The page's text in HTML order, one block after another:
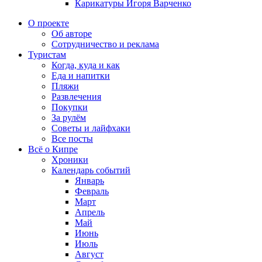
Карикатуры Игоря Варченко
О проекте
Об авторе
Сотрудничество и реклама
Туристам
Когда, куда и как
Еда и напитки
Пляжи
Развлечения
Покупки
За рулём
Советы и лайфхаки
Все посты
Всё о Кипре
Хроники
Календарь событий
Январь
Февраль
Март
Апрель
Май
Июнь
Июль
Август